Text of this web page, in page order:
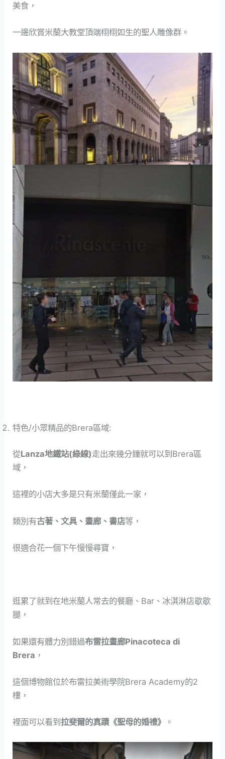
美食，
一邊欣賞米蘭大教堂頂端栩栩如生的聖人雕像群。
特色/小眾精品的Brera區域:
從Lanza地鐵站(綠線)走出來幾分鐘就可以到Brera區
域，
這裡的小店大多是只有米蘭僅此一家，
類別有古著、文具、畫廊、書店等，
很適合花一個下午慢慢尋寶，
逛累了就到在地米蘭人常去的餐廳、Bar、冰淇淋店歇歇
腿，
如果還有體力別錯過布雷拉畫廊Pinacoteca di
Brera ，
這個博物館位於布雷拉美術學院Brera Academy的2
樓，
裡面可以看到拉斐爾的真蹟《聖母的婚禮》 。